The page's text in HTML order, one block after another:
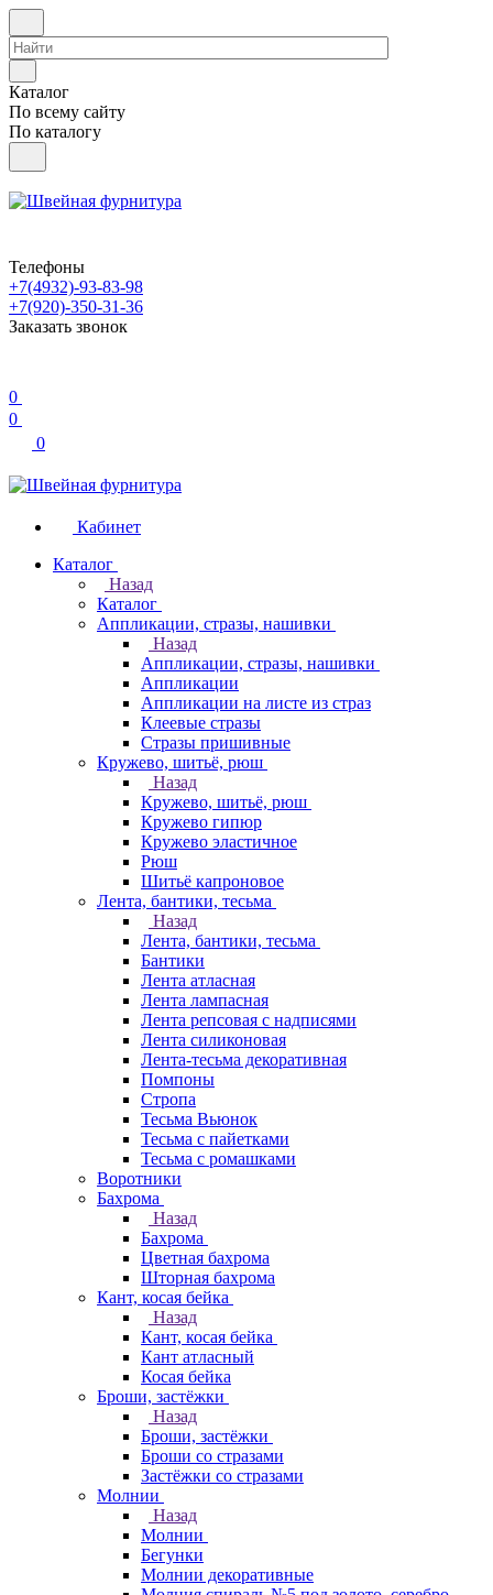
Каталог
По всему сайту
По каталогу
Телефоны
+7(4932)-93-83-98
+7(920)-350-31-36
Заказать звонок
0
0
0
Кабинет
Каталог
Назад
Каталог
Аппликации, стразы, нашивки
Назад
Аппликации, стразы, нашивки
Аппликации
Аппликации на листе из страз
Клеевые стразы
Стразы пришивные
Кружево, шитьё, рюш
Назад
Кружево, шитьё, рюш
Кружево гипюр
Кружево эластичное
Рюш
Шитьё капроновое
Лента, бантики, тесьма
Назад
Лента, бантики, тесьма
Бантики
Лента атласная
Лента лампасная
Лента репсовая с надписями
Лента силиконовая
Лента-тесьма декоративная
Помпоны
Стропа
Тесьма Вьюнок
Тесьма с пайетками
Тесьма с ромашками
Воротники
Бахрома
Назад
Бахрома
Цветная бахрома
Шторная бахрома
Кант, косая бейка
Назад
Кант, косая бейка
Кант атласный
Косая бейка
Броши, застёжки
Назад
Броши, застёжки
Броши со стразами
Застёжки со стразами
Молнии
Назад
Молнии
Бегунки
Молнии декоративные